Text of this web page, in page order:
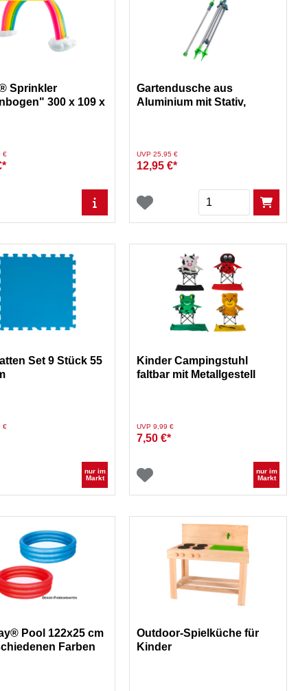
Sprinkler
300 x 109 x
von
€auf
Gartendusche aus
Aluminium mit Stativ,
Preis reduziert von
UVP 25,95 €auf
12,95 €*
Menge
Set 9 Stück 55
von
€auf
nur im
Markt
Kinder Campingstuhl
faltbar mit Metallgestell
Preis reduziert von
UVP 9,99 €auf
7,50 €*
nur im
Markt
Pool 122x25 cm
Farben
Outdoor-Spielküche für
Kinder